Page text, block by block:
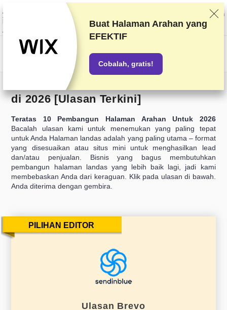
Kami memberi peringkat vendor berdasarkan pengetesan dan penelitian
yang ketat, tetapi juga mempertimbangkan umpan balik Anda dan perjanjian
komersial kami dengan penyedia. Halaman ini berisi tautan afiliasi.
10 Pembuat Laman Landas Terbaik
di 2026 [Ulasan Terkini]
Teratas 10 Pembangun Halaman Arahan Untuk 2026
Bacalah ulasan kami untuk menemukan yang paling tepat
untuk Anda Halaman landas adalah yang paling utama – format
yang disesuaikan atau situs mini untuk menghasilkan lead
dan/atau penjualan. Bisnis yang bagus membutuhkan
pembangun halaman landas yang lebih baik lagi, jadi kami
membebaskan Anda dari keraguan. Klik pada ulasan di bawah.
Anda diterima dengan gembira.
PILIHAN EDITOR
Ulasan Brevo
Buat Halaman Arahan yang
EFEKTIF
Cobalah, gratis!